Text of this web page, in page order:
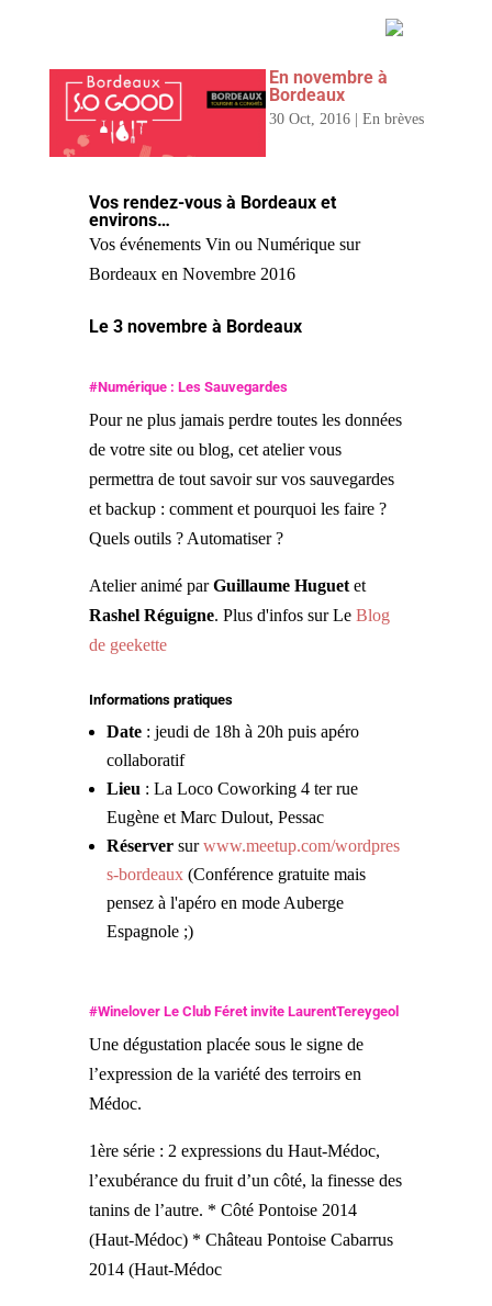
En novembre à
Bordeaux
30 Oct, 2016 |En brèves
Vos rendez-vous à Bordeaux et
environs…
Vos événements Vin ou Numérique sur
Bordeaux en Novembre 2016
Le 3 novembre à Bordeaux
#Numérique : Les Sauvegardes
Pour ne plus jamais perdre toutes les données
de votre site ou blog, cet atelier vous
permettra de tout savoir sur vos sauvegardes
et backup : comment et pourquoi les faire ?
Quels outils ? Automatiser ?
Atelier animé parGuillaume Huguetet
Rashel Réguigne. Plus d'infos sur Le Blog
de geekette
Informations pratiques
Date: jeudi de 18h à 20h puis apéro
collaboratif
Lieu: La Loco Coworking 4 ter rue
Eugène et Marc Dulout, Pessac
Réserversurwww.meetup.com/wordpres
s-bordeaux(Conférence gratuite mais
pensez à l'apéro en mode Auberge
Espagnole ;)
#Winelover Le Club Féret invite LaurentTereygeol
Une dégustation placée sous le signe de
l’expression de la variété des terroirs en
Médoc.
1ère série : 2 expressions du Haut-Médoc,
l’exubérance du fruit d’un côté, la finesse des
tanins de l’autre. * Côté Pontoise 2014
(Haut-Médoc) * Château Pontoise Cabarrus
2014 (Haut-Médoc